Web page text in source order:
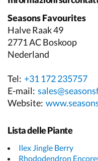
Seasons Favourites
Halve Raak 49
2771 AC Boskoop
Nederland
Tel: +31 172 235757
E-mail:
Website:
Lista delle Piante
Ilex Jingle Berry
Rhododendron